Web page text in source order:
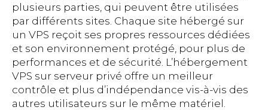
plusieurs parties, qui peuvent être utilisées
par différents sites. Chaque site hébergé sur
un VPS reçoit ses propres ressources dédiées
et son environnement protégé, pour plus de
performances et de sécurité. L’hébergement
VPS sur serveur privé offre un meilleur
contrôle et plus d’indépendance vis-à-vis des
autres utilisateurs sur le même matériel.